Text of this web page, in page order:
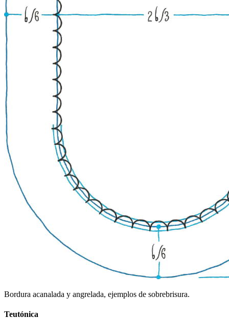
Bordura acanalada y angrelada, ejemplos de sobrebrisura.
Teutónica